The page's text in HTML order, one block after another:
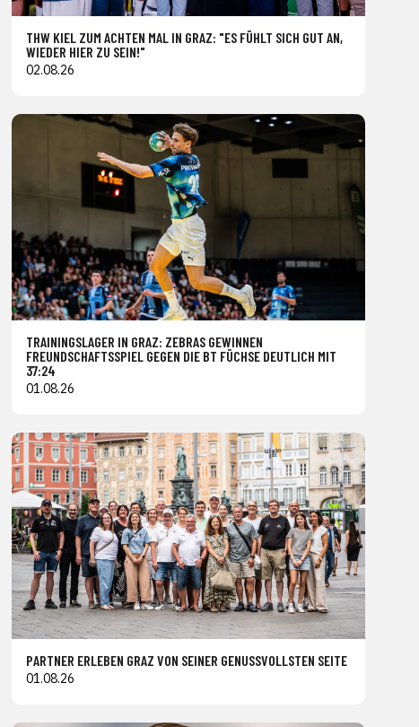
THW KIEL ZUM ACHTEN MAL IN GRAZ: "ES FÜHLT SICH GUT AN,
WIEDER HIER ZU SEIN!"
02.08.26
TRAININGSLAGER IN GRAZ: ZEBRAS GEWINNEN
FREUNDSCHAFTSSPIEL GEGEN DIE BT FÜCHSE DEUTLICH MIT
37:24
01.08.26
PARTNER ERLEBEN GRAZ VON SEINER GENUSSVOLLSTEN SEITE
01.08.26